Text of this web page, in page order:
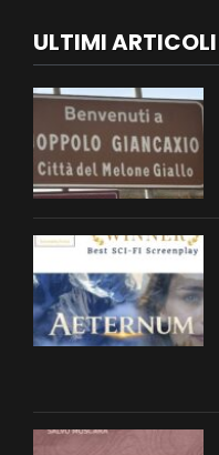
ULTIMI ARTICOLI